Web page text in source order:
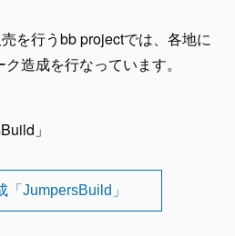
を行うbb projectでは、各地に
造成を行なっています。
」
「JumpersBuild」